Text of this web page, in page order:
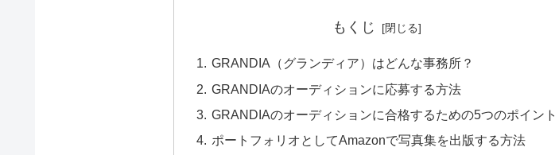
もくじ
GRANDIA（グランディア）はどんな事務所？
GRANDIAのオーディションに応募する方法
GRANDIAのオーディションに合格するための5つのポイント
ポートフォリオとしてAmazonで写真集を出版する方法